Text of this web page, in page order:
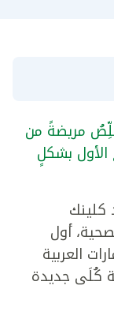
تُخَلِّصُ مريضةً من
بشكلٍ
كلينك
أول
العربية
كُلَى جديدة